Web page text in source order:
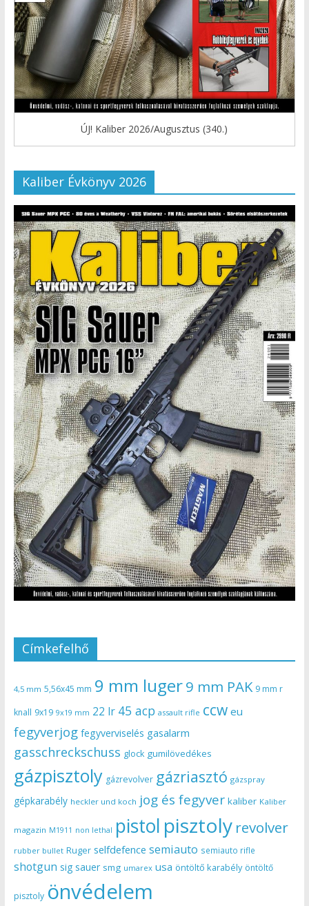
ÚJ! Kaliber 2026/Augusztus (340.)
Kaliber Évkönyv 2026
Címkefelhő
4,5 mm 5,56x45 mm 9 mm luger9 mm PAK 9 mm r
knall 9x19 9x19 mm 22 lr 45 acp assault rifle ccw eu
fegyverjog fegyverviselés gasalarm
gasschreckschuss glock gumilövedékes
gázpisztoly gázrevolver gázriasztó gázspray
gépkarabély heckler und koch jog és fegyver kaliber Kaliber
magazin M1911 non lethal pistol pisztoly revolver
rubber bullet Ruger selfdefence semiauto semiauto rifle
shotgun sig sauer smg umarex usa öntöltő karabély öntöltő
pisztoly önvédelem